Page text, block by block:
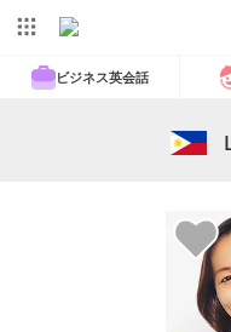
ビジネス英会話